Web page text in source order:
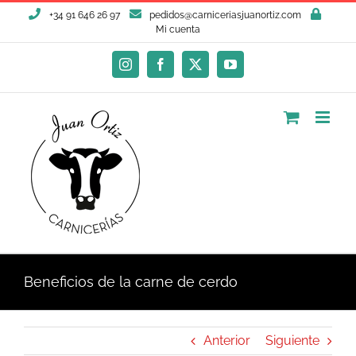
contenido
+34 91 646 26 97
pedidos@carniceriasjuanortiz.com
Mi cuenta
InstagramFacebook
X YouTube
Beneficios de la carne de cerdo
Anterior Siguiente